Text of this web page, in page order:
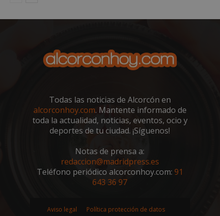
Todas las noticias de Alcorcón en
alcorconhoy.com. Mantente informado de
toda la actualidad, noticias, eventos, ocio y
deportes de tu ciudad. ¡Síguenos!
Notas de prensa a:
redaccion@madridpress.es
Teléfono periódico alcorconhoy.com: 91
643 36 97
Aviso legal
Política protección de datos
Spotify Inc.
.spotify.com